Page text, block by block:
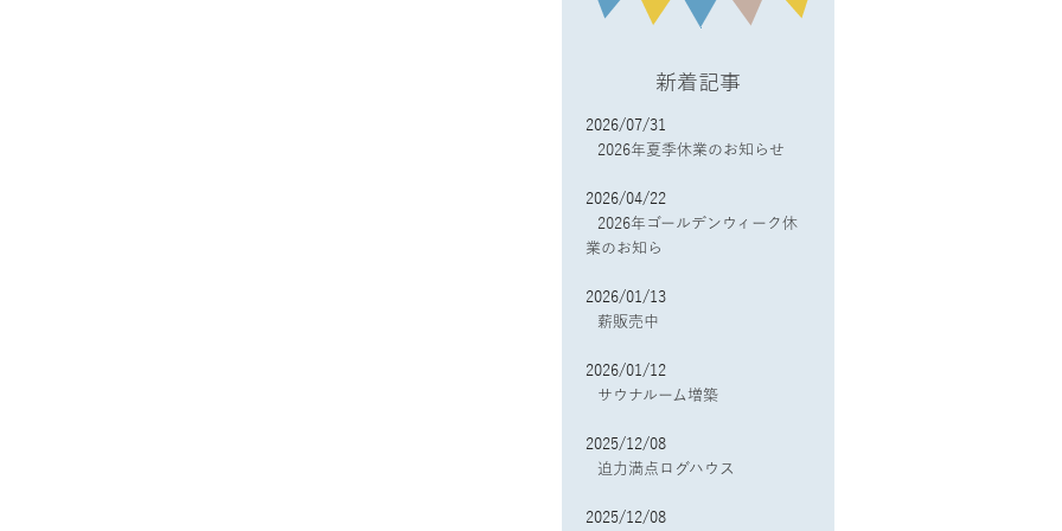
新着記事
2026/07/31
2026年夏季休業のお知らせ
2026/04/22
2026年ゴールデンウィーク休
業のお知ら
2026/01/13
薪販売中
2026/01/12
サウナルーム増築
2025/12/08
迫力満点ログハウス
2025/12/08